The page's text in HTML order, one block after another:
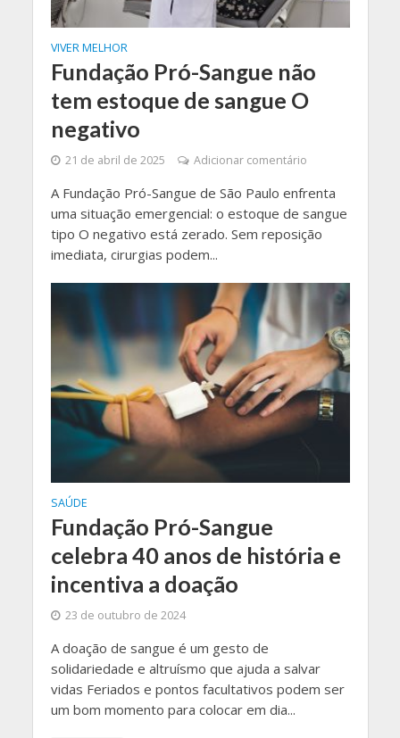
VIVER MELHOR
Fundação Pró-Sangue não
tem estoque de sangue O
negativo
21 de abril de 2025 Adicionar comentário
A Fundação Pró-Sangue de São Paulo enfrenta
uma situação emergencial: o estoque de sangue
tipo O negativo está zerado. Sem reposição
imediata, cirurgias podem...
SAÚDE
Fundação Pró-Sangue
celebra 40 anos de história e
incentiva a doação
23 de outubro de 2024
A doação de sangue é um gesto de
solidariedade e altruísmo que ajuda a salvar
vidas Feriados e pontos facultativos podem ser
um bom momento para colocar em dia...